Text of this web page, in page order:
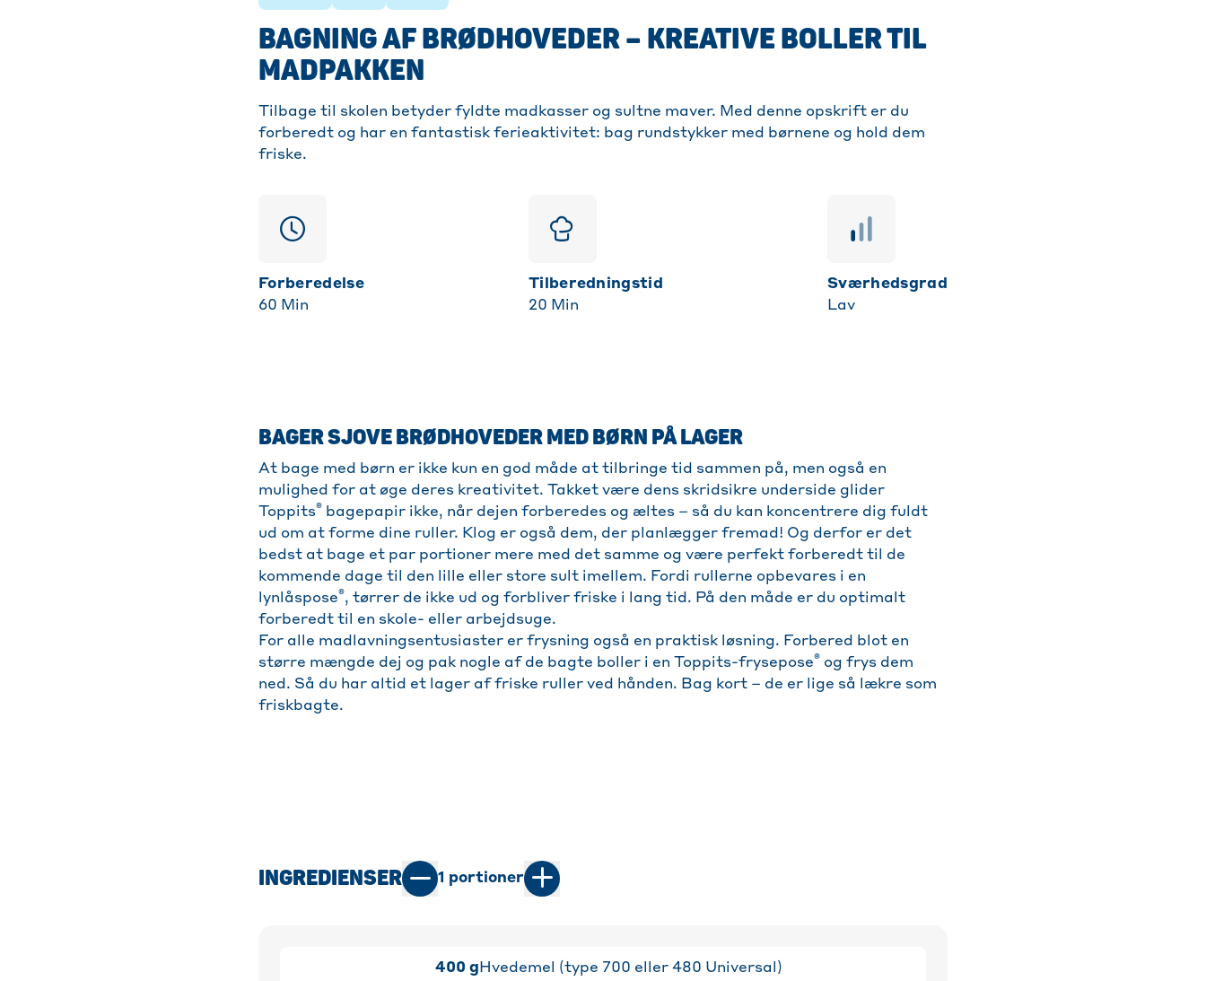
BAGNING AF BRØDHOVEDER – KREATIVE BOLLER TIL
MADPAKKEN
Tilbage til skolen betyder fyldte madkasser og sultne maver. Med denne opskrift er du
forberedt og har en fantastisk ferieaktivitet: bag rundstykker med børnene og hold dem
friske.
Forberedelse
60 Min
Tilberedningstid
20 Min
sværhedsgrad
Lav
BAGER SJOVE BRØDHOVEDER MED BØRN PÅ LAGER
At bage med børn er ikke kun en god måde at tilbringe tid sammen på, men også en
mulighed for at øge deres kreativitet. Takket være dens skridsikre underside glider
Toppits® bagepapir ikke, når dejen forberedes og æltes – så du kan koncentrere dig fuldt
ud om at forme dine ruller. Klog er også dem, der planlægger fremad! Og derfor er det
bedst at bage et par portioner mere med det samme og være perfekt forberedt til de
kommende dage til den lille eller store sult imellem. Fordi rullerne opbevares i en
lynlåspose®, tørrer de ikke ud og forbliver friske i lang tid. På den måde er du optimalt
forberedt til en skole- eller arbejdsuge.
For alle madlavningsentusiaster er frysning også en praktisk løsning. Forbered blot en
større mængde dej og pak nogle af de bagte boller i en Toppits-frysepose® og frys dem
ned. Så du har altid et lager af friske ruller ved hånden. Bag kort – de er lige så lækre som
friskbagte.
INGREDIENSER 1 portioner
400 g Hvedemel (type 700 eller 480 Universal)